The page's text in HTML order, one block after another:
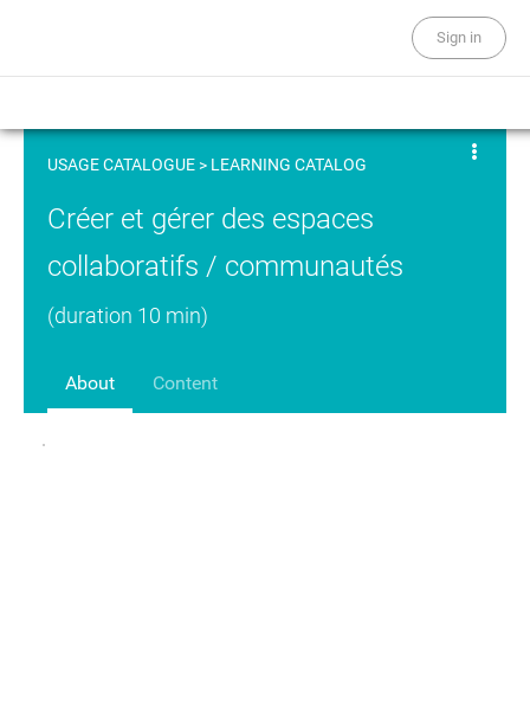
Sign in
USAGE CATALOGUE > LEARNING CATALOG
Créer et gérer des espaces
collaboratifs / communautés
(duration 10 min)
About Content